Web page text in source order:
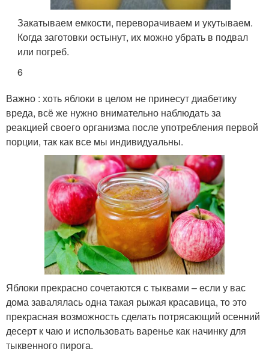
Закатываем емкости, переворачиваем и укутываем.
Когда заготовки остынут, их можно убрать в подвал
или погреб.
6
Важно : хоть яблоки в целом не принесут диабетику
вреда, всё же нужно внимательно наблюдать за
реакцией своего организма после употребления первой
порции, так как все мы индивидуальны.
Яблоки прекрасно сочетаются с тыквами – если у вас
дома завалялась одна такая рыжая красавица, то это
прекрасная возможность сделать потрясающий осенний
десерт к чаю и использовать варенье как начинку для
тыквенного пирога.